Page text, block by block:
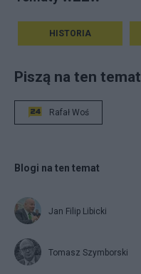
HISTORIA
Piszą na ten temat
Rafał Woś
Blogi na ten temat
Jan Filip Libicki
Tomasz Szymborski